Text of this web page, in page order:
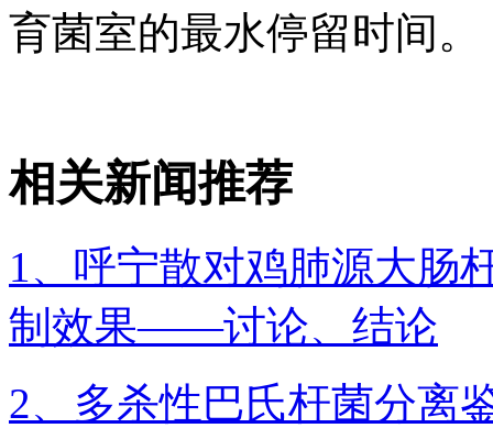
育菌室的最水停留时间。
相关新闻推荐
1、呼宁散对鸡肺源大肠
制效果——讨论、结论
2、多杀性巴氏杆菌分离